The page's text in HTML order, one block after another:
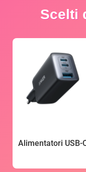
Scelti
Alimentatori USB-